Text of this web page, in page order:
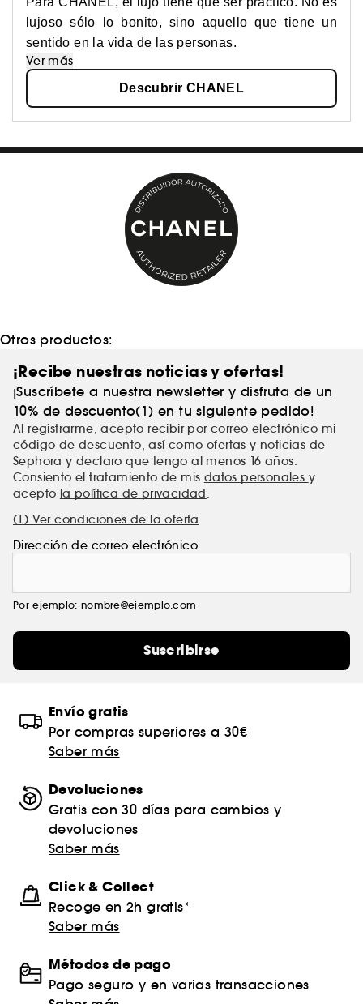
lujoso sólo lo bonito, sino aquello que tiene un
sentido en la vida de las personas.
Ver más
Descubrir CHANEL
Otros productos:
¡Recibe nuestras noticias y ofertas!
¡Suscríbete a nuestra newsletter y disfruta de un
10% de descuento(1) en tu siguiente pedido!
Al registrarme, acepto recibir por correo electrónico mi
código de descuento, así como ofertas y noticias de
Sephora y declaro que tengo al menos 16 años.
Consiento el tratamiento de mis datos personales y
acepto la política de privacidad.
(1) Ver condiciones de la oferta
Dirección de correo electrónico
Por ejemplo: nombre@ejemplo.com
Suscribirse
Envío gratis
Por compras superiores a 30€
Saber más
Devoluciones
Gratis con 30 días para cambios y
devoluciones
Saber más
Click & Collect
Recoge en 2h gratis*
Saber más
Métodos de pago
Pago seguro y en varias transacciones